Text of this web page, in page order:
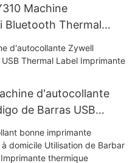
Machine
Bluetooth Thermal
d'autocollante
de Barras USB
ZY310 USB